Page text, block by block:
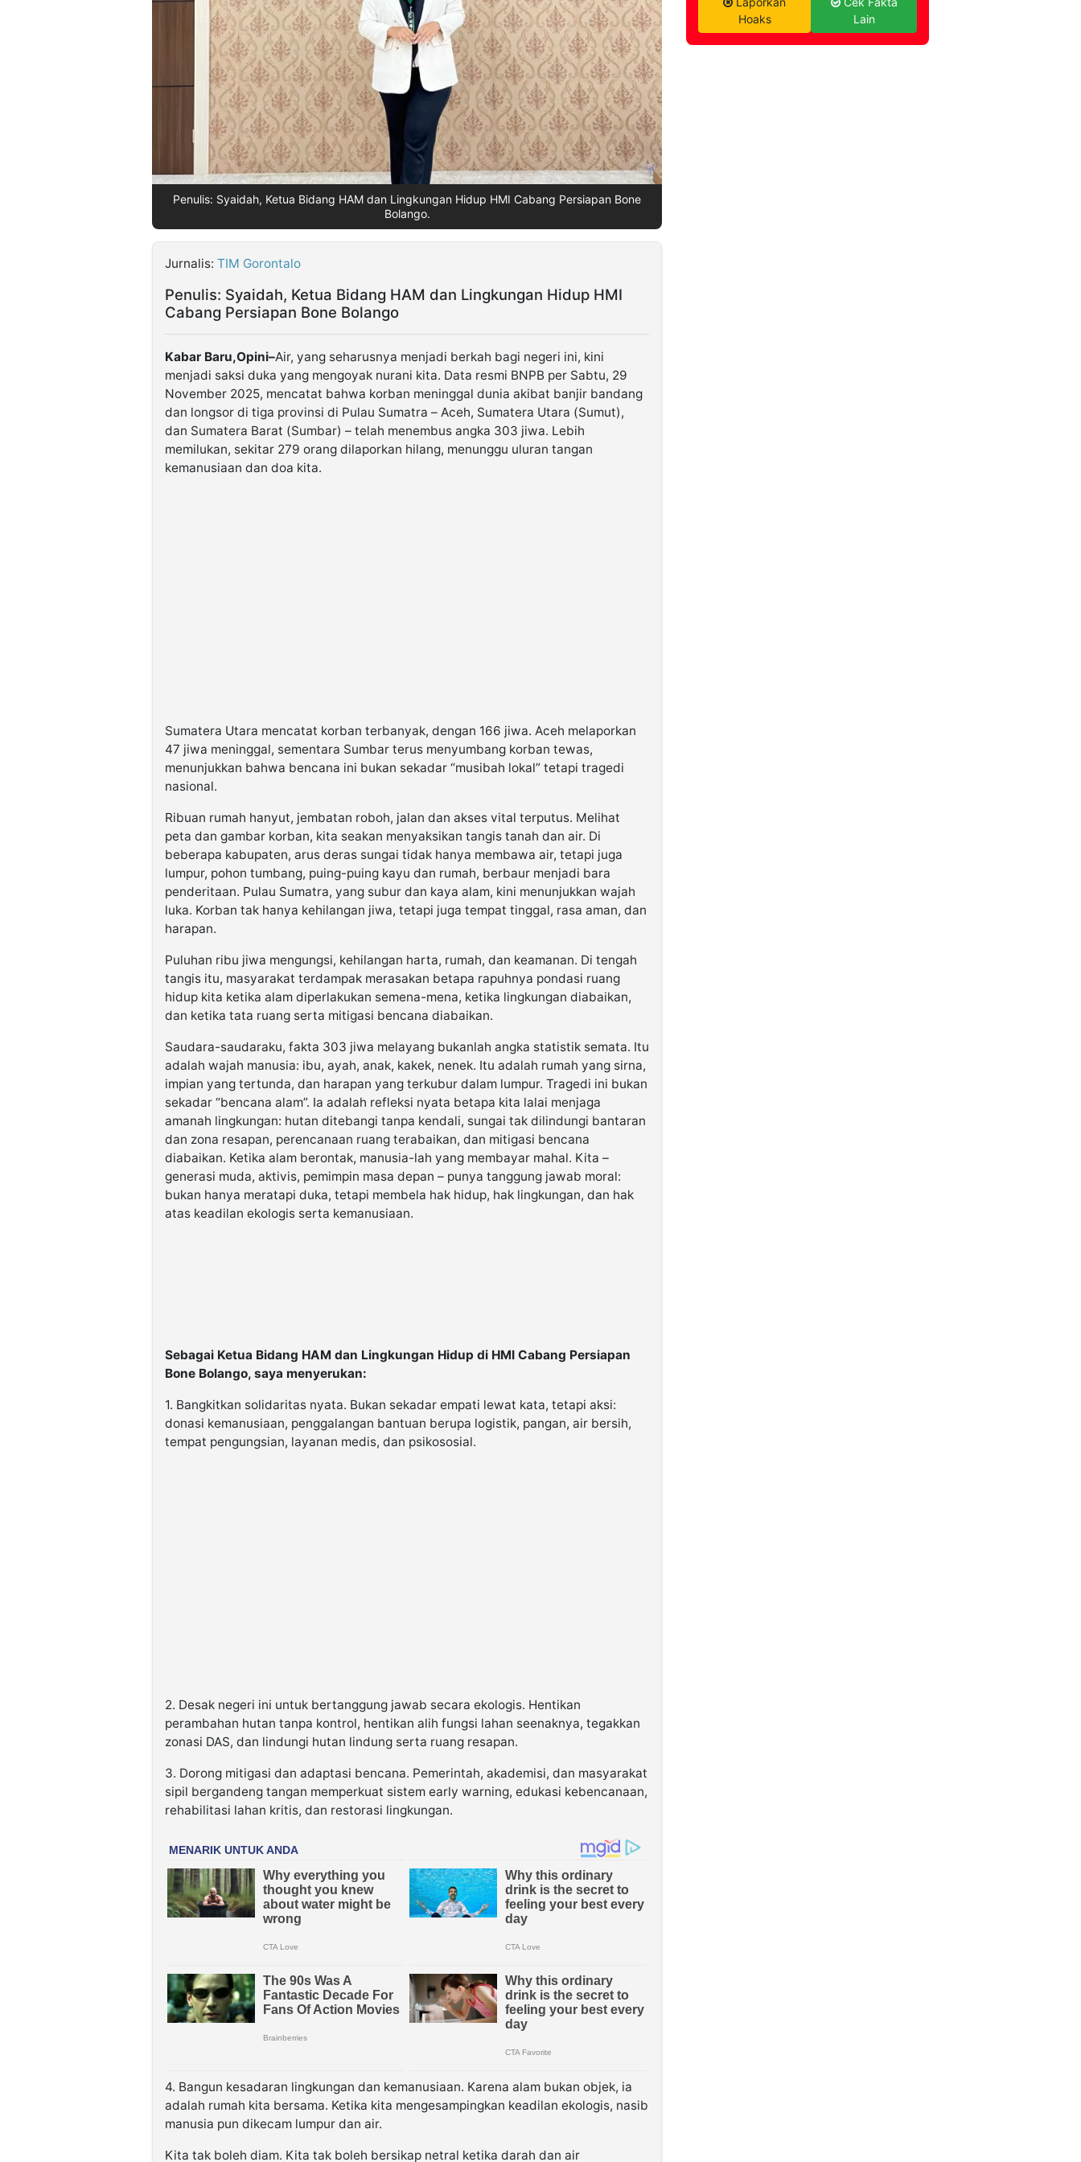
Penulis: Syaidah, Ketua Bidang HAM dan Lingkungan Hidup HMI Cabang Persiapan Bone
Bolango.
Jurnalis: TIM Gorontalo
Penulis: Syaidah, Ketua Bidang HAM dan Lingkungan Hidup HMI
Cabang Persiapan Bone Bolango
Kabar Baru,Opini–Air, yang seharusnya menjadi berkah bagi negeri ini, kini
menjadi saksi duka yang mengoyak nurani kita. Data resmi BNPB per Sabtu, 29
November 2025, mencatat bahwa korban meninggal dunia akibat banjir bandang
dan longsor di tiga provinsi di Pulau Sumatra – Aceh, Sumatera Utara (Sumut),
dan Sumatera Barat (Sumbar) – telah menembus angka 303 jiwa. Lebih
memilukan, sekitar 279 orang dilaporkan hilang, menunggu uluran tangan
kemanusiaan dan doa kita.
Sumatera Utara mencatat korban terbanyak, dengan 166 jiwa. Aceh melaporkan
47 jiwa meninggal, sementara Sumbar terus menyumbang korban tewas,
menunjukkan bahwa bencana ini bukan sekadar “musibah lokal” tetapi tragedi
nasional.
Ribuan rumah hanyut, jembatan roboh, jalan dan akses vital terputus. Melihat
peta dan gambar korban, kita seakan menyaksikan tangis tanah dan air. Di
beberapa kabupaten, arus deras sungai tidak hanya membawa air, tetapi juga
lumpur, pohon tumbang, puing-puing kayu dan rumah, berbaur menjadi bara
penderitaan. Pulau Sumatra, yang subur dan kaya alam, kini menunjukkan wajah
luka. Korban tak hanya kehilangan jiwa, tetapi juga tempat tinggal, rasa aman, dan
harapan.
Puluhan ribu jiwa mengungsi, kehilangan harta, rumah, dan keamanan. Di tengah
tangis itu, masyarakat terdampak merasakan betapa rapuhnya pondasi ruang
hidup kita ketika alam diperlakukan semena-mena, ketika lingkungan diabaikan,
dan ketika tata ruang serta mitigasi bencana diabaikan.
Saudara-saudaraku, fakta 303 jiwa melayang bukanlah angka statistik semata. Itu
adalah wajah manusia: ibu, ayah, anak, kakek, nenek. Itu adalah rumah yang sirna,
impian yang tertunda, dan harapan yang terkubur dalam lumpur. Tragedi ini bukan
sekadar “bencana alam”. Ia adalah refleksi nyata betapa kita lalai menjaga
amanah lingkungan: hutan ditebangi tanpa kendali, sungai tak dilindungi bantaran
dan zona resapan, perencanaan ruang terabaikan, dan mitigasi bencana
diabaikan. Ketika alam berontak, manusia-lah yang membayar mahal. Kita –
generasi muda, aktivis, pemimpin masa depan – punya tanggung jawab moral:
bukan hanya meratapi duka, tetapi membela hak hidup, hak lingkungan, dan hak
atas keadilan ekologis serta kemanusiaan.
Sebagai Ketua Bidang HAM dan Lingkungan Hidup di HMI Cabang Persiapan
Bone Bolango, saya menyerukan:
1. Bangkitkan solidaritas nyata. Bukan sekadar empati lewat kata, tetapi aksi:
donasi kemanusiaan, penggalangan bantuan berupa logistik, pangan, air bersih,
tempat pengungsian, layanan medis, dan psikososial.
2. Desak negeri ini untuk bertanggung jawab secara ekologis. Hentikan
perambahan hutan tanpa kontrol, hentikan alih fungsi lahan seenaknya, tegakkan
zonasi DAS, dan lindungi hutan lindung serta ruang resapan.
3. Dorong mitigasi dan adaptasi bencana. Pemerintah, akademisi, dan masyarakat
sipil bergandeng tangan memperkuat sistem early warning, edukasi kebencanaan,
rehabilitasi lahan kritis, dan restorasi lingkungan.
4. Bangun kesadaran lingkungan dan kemanusiaan. Karena alam bukan objek, ia
adalah rumah kita bersama. Ketika kita mengesampingkan keadilan ekologis, nasib
manusia pun dikecam lumpur dan air.
Kita tak boleh diam. Kita tak boleh bersikap netral ketika darah dan air
Hoaks
Lain